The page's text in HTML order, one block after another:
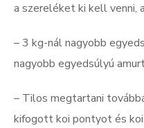
a szereléket ki kell venni,
– 3 kg-nál nagyobb
nagyobb egyedsúlyú
– Tilos megtartani
kifogott koi pontyot és